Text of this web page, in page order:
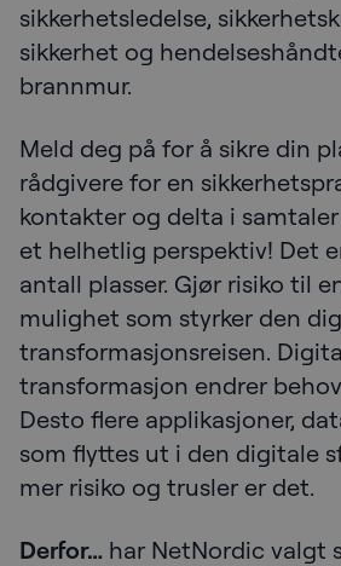
sikkerhetsledelse,
sikkerhet og
brannmur.
Meld deg på for å sikre din
rådgivere for en
kontakter og delta i
et helhetlig perspektiv! Det
antall plasser. Gjør risiko til
mulighet som styrker den
transformasjonsreisen.
transformasjon endrer
Desto flere applikasjoner,
som flyttes ut i den digitale
mer risiko og trusler er det.
Derfor… har NetNordic valgt